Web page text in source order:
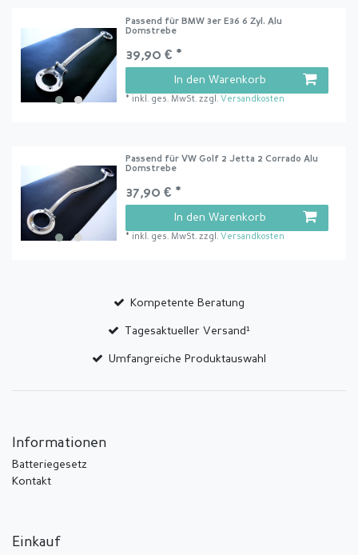
Passend für BMW 3er E36 6 Zyl. Alu
Domstrebe
39,90 € *
In den Warenkorb
* inkl. ges. MwSt. zzgl. Versandkosten
Passend für VW Golf 2 Jetta 2 Corrado Alu
Domstrebe
37,90 € *
In den Warenkorb
* inkl. ges. MwSt. zzgl. Versandkosten
Kompetente Beratung
Tagesaktueller Versand¹
Umfangreiche Produktauswahl
Informationen
Batteriegesetz
Kontakt
Einkauf